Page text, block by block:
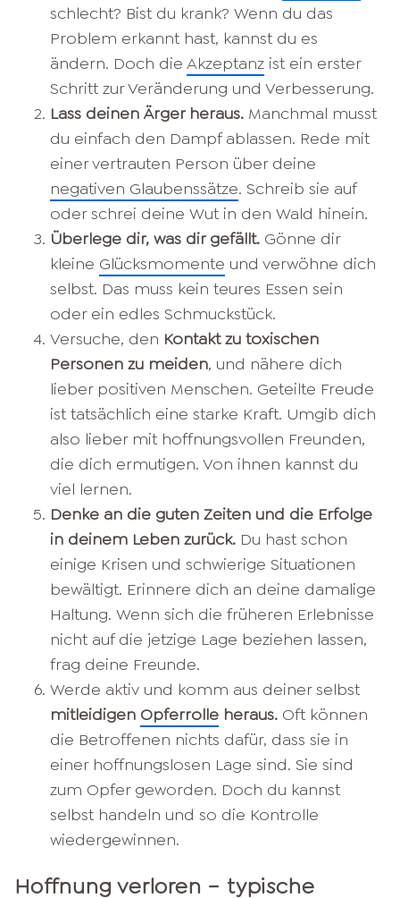
schlecht? Bist du krank? Wenn du das
Problem erkannt hast, kannst du es
ändern. Doch die Akzeptanz ist ein erster
Schritt zur Veränderung und Verbesserung.
Lass deinen Ärger heraus. Manchmal musst
du einfach den Dampf ablassen. Rede mit
einer vertrauten Person über deine
negativen Glaubenssätze. Schreib sie auf
oder schrei deine Wut in den Wald hinein.
Überlege dir, was dir gefällt. Gönne dir
kleine Glücksmomente und verwöhne dich
selbst. Das muss kein teures Essen sein
oder ein edles Schmuckstück.
Versuche, den Kontakt zu toxischen
Personen zu meiden, und nähere dich
lieber positiven Menschen. Geteilte Freude
ist tatsächlich eine starke Kraft. Umgib dich
also lieber mit hoffnungsvollen Freunden,
die dich ermutigen. Von ihnen kannst du
viel lernen.
Denke an die guten Zeiten und die Erfolge
in deinem Leben zurück. Du hast schon
einige Krisen und schwierige Situationen
bewältigt. Erinnere dich an deine damalige
Haltung. Wenn sich die früheren Erlebnisse
nicht auf die jetzige Lage beziehen lassen,
frag deine Freunde.
Werde aktiv und komm aus deiner selbst
mitleidigen Opferrolle heraus. Oft können
die Betroffenen nichts dafür, dass sie in
einer hoffnungslosen Lage sind. Sie sind
zum Opfer geworden. Doch du kannst
selbst handeln und so die Kontrolle
wiedergewinnen.
Hoffnung verloren – typische